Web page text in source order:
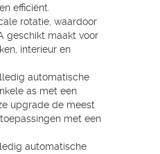
efficiënt.
rotatie, waardoor
geschikt maakt voor
interieur en
automatische
as met een
upgrade de meest
met een
automatische